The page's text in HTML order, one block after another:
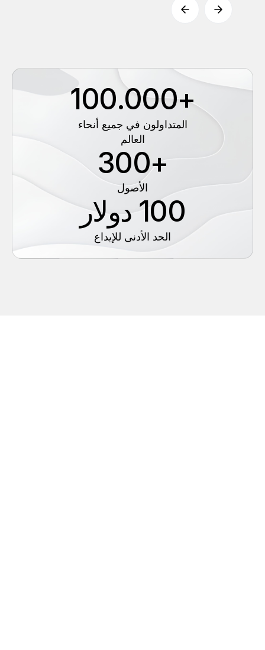
+100.000
المتداولون في جميع أنحاء
العالم
+300
الأصول
100 دولار
الحد الأدنى للإيداع